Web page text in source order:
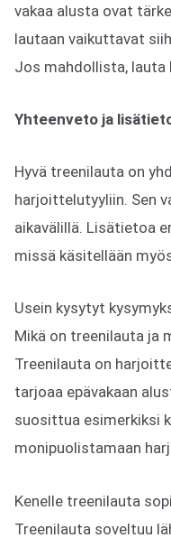
vakaa alusta ovat
lautaan vaikuttavat
Jos mahdollista,
Yhteenveto ja
Hyvä treenilauta on
harjoittelutyyliin. Sen
aikavälillä. Lisätietoa
missä käsitellään
Usein kysytyt
Mikä on treenilauta ja
Treenilauta on
tarjoaa epävakaan
suosittua esimerkiksi
monipuolistamaan
Kenelle treenilauta
Treenilauta soveltuu